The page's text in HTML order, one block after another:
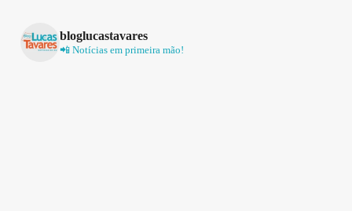
bloglucastavares
📲 Notícias em primeira mão!